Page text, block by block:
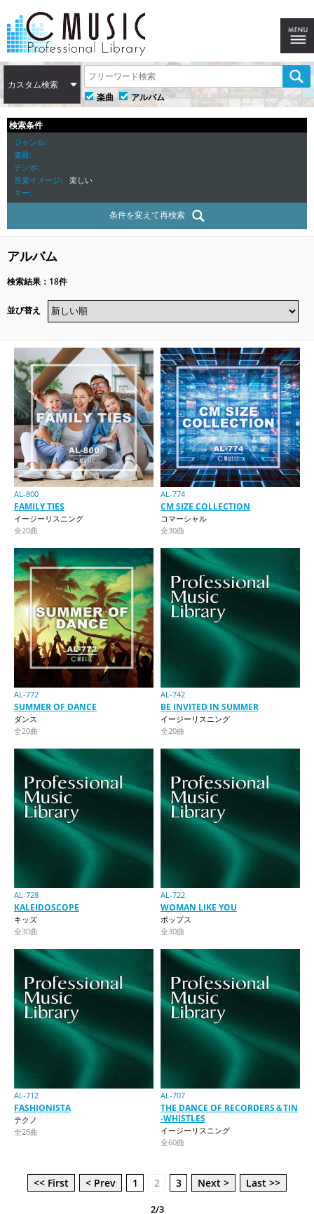
カスタム検索
楽曲
アルバム
検索条件
ジャンル
楽器
テンポ
音楽イメージ
楽しい
キー
条件を変えて再検索
アルバム
検索結果：18件
並び替え
AL-800
FAMILY TIES
イージーリスニング
全20曲
AL-774
CM SIZE COLLECTION
コマーシャル
全30曲
AL-772
SUMMER OF DANCE
ダンス
全20曲
AL-742
BE INVITED IN SUMMER
イージーリスニング
全20曲
AL-728
KALEIDOSCOPE
キッズ
全30曲
AL-722
WOMAN LIKE YOU
ポップス
全30曲
AL-712
FASHIONISTA
テクノ
全26曲
AL-707
THE DANCE OF RECORDERS＆TIN
-WHISTLES
イージーリスニング
全60曲
<< First < Prev 1 2 3 Next > Last >>
2/3